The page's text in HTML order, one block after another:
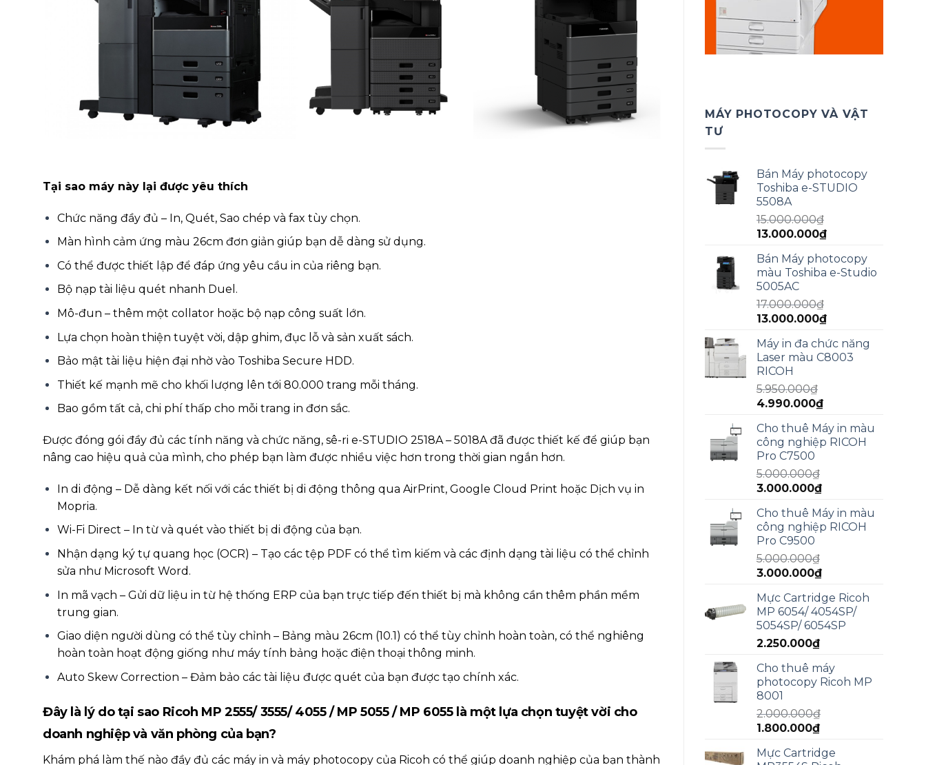
Tại sao máy này lại được yêu thích
Chức năng đầy đủ – In, Quét, Sao chép và fax tùy chọn.
Màn hình cảm ứng màu 26cm đơn giản giúp bạn dễ dàng sử dụng.
Có thể được thiết lập để đáp ứng yêu cầu in của riêng bạn.
Bộ nạp tài liệu quét nhanh Duel.
Mô-đun – thêm một collator hoặc bộ nạp công suất lớn.
Lựa chọn hoàn thiện tuyệt vời, dập ghim, đục lỗ và sản xuất sách.
Bảo mật tài liệu hiện đại nhờ vào Toshiba Secure HDD.
Thiết kế mạnh mẽ cho khối lượng lên tới 80.000 trang mỗi tháng.
Bao gồm tất cả, chi phí thấp cho mỗi trang in đơn sắc.
Được đóng gói đầy đủ các tính năng và chức năng, sê-ri e-STUDIO 2518A – 5018A đã được thiết kế để giúp bạn
nâng cao hiệu quả của mình, cho phép bạn làm được nhiều việc hơn trong thời gian ngắn hơn.
In di động – Dễ dàng kết nối với các thiết bị di động thông qua AirPrint, Google Cloud Print hoặc Dịch vụ in
Mopria.
Wi-Fi Direct – In từ và quét vào thiết bị di động của bạn.
Nhận dạng ký tự quang học (OCR) – Tạo các tệp PDF có thể tìm kiếm và các định dạng tài liệu có thể chỉnh
sửa như Microsoft Word.
In mã vạch – Gửi dữ liệu in từ hệ thống ERP của bạn trực tiếp đến thiết bị mà không cần thêm phần mềm
trung gian.
Giao diện người dùng có thể tùy chỉnh – Bảng màu 26cm (10.1) có thể tùy chỉnh hoàn toàn, có thể nghiêng
hoàn toàn hoạt động giống như máy tính bảng hoặc điện thoại thông minh.
Auto Skew Correction – Đảm bảo các tài liệu được quét của bạn được tạo chính xác.
Đây là lý do tại sao Ricoh MP 2555/ 3555/ 4055 / MP 5055 / MP 6055 là một lựa chọn tuyệt vời cho
doanh nghiệp và văn phòng của bạn?
Khám phá làm thế nào đầy đủ các máy in và máy photocopy của Ricoh có thể giúp doanh nghiệp của bạn thành
MÁY PHOTOCOPY VÀ VẬT
TƯ
Bán Máy photocopy
Toshiba e-STUDIO
5508A
15.000.000₫
Giá
là:
15.000.000₫.
13.000.000₫Giá
tại
là:
Bán Máy photocopy
màu Toshiba e-Studio
5005AC
17.000.000₫
Giá
là:
17.000.000₫.
13.000.000₫Giá
tại
là:
Máy in đa chức năng
Laser màu C8003
RICOH
5.950.000₫
Giá
là:
5.950.000₫.
4.990.000₫Giá
tại
là:
Cho thuê Máy in màu
công nghiệp RICOH
Pro C7500
5.000.000₫
Giá
là:
5.000.000₫.
3.000.000₫Giá
tại
là:
Cho thuê Máy in màu
công nghiệp RICOH
Pro C9500
5.000.000₫
Giá
là:
5.000.000₫.
3.000.000₫Giá
tại
là:
3.000.000₫.
Mực Cartridge Ricoh
MP 6054/ 4054SP/
5054SP/ 6054SP
2.250.000₫
Cho thuê máy
photocopy Ricoh MP
8001
2.000.000₫
Giá
là:
1.800.000₫Giá
tại
Mực Cartridge